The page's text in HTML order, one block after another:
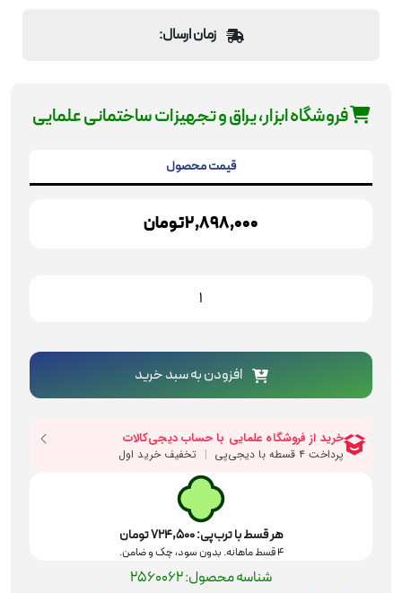
زمان ارسال:
فروشگاه ابزار، یراق و تجهیزات ساختمانی علمایی
قیمت محصول
2,898,000تومان
کن
کنزاکس
مدل
209
افزودن به سبد خرید
هر قسط با ترب‌پی:724,500تومان
۴ قسط ماهانه. بدون سود، چک و ضامن.
شناسه محصول:2560062